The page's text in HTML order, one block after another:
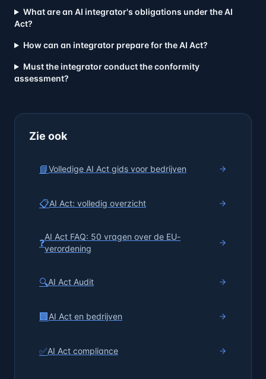
What are an AI integrator's obligations under the AI
Act?
How can an integrator prepare for the AI Act?
Must the integrator conduct the conformity
assessment?
Zie ook
📘Volledige AI Act gids voor bedrijven
📋AI Act: volledig overzicht
❓
AI Act FAQ: 50 vragen over de EU-
verordening
🔍AI Act Audit
🏢 AI Act en bedrijven
✅AI Act compliance